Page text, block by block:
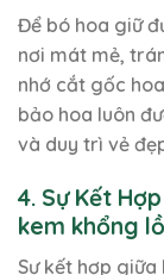
Để bó hoa giữ
nơi mát mẻ,
nhớ cắt gốc
bảo hoa luôn
và duy trì vẻ
4. Sự Kết
kem khổng lồ
Sự kết hợp